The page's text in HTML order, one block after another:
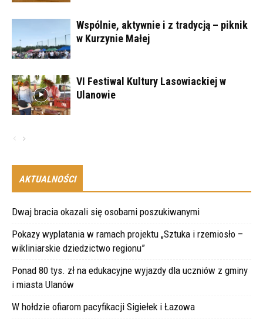
Wspólnie, aktywnie i z tradycją – piknik
w Kurzynie Małej
VI Festiwal Kultury Lasowiackiej w
Ulanowie
AKTUALNOŚCI
Dwaj bracia okazali się osobami poszukiwanymi
Pokazy wyplatania w ramach projektu „Sztuka i rzemiosło –
wikliniarskie dziedzictwo regionu”
Ponad 80 tys. zł na edukacyjne wyjazdy dla uczniów z gminy
i miasta Ulanów
W hołdzie ofiarom pacyfikacji Sigiełek i Łazowa